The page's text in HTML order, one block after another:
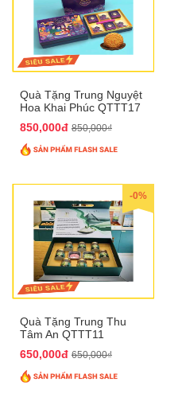
Quà Tặng Trung Nguyệt
Hoa Khai Phúc QTTT17
850,000đ 850,000₫
-0%
Quà Tặng Trung Thu
Tâm An QTTT11
650,000đ 650,000₫